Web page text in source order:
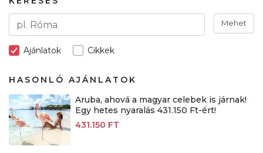
Mehet
Ajánlatok Cikkek
HASONLÓ AJÁNLATOK
Aruba, ahová a magyar celebek is járnak!
Egy hetes nyaralás 431.150 Ft-ért!
431.150 FT